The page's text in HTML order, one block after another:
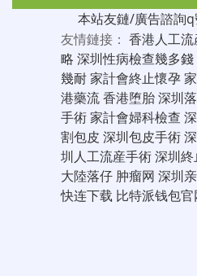
本站友鏈/廣告諮詢
友情鏈接： 香港人工
略 深圳性病檢查幾多錢
幾耐家計會終止懷孕
港藥流香港堕胎深圳
手術家計會婦科檢查
割包皮 深圳包皮手術
圳人工流産手術深圳
大陸落仔 肿瘤网 深圳
快连下载 比特派钱包